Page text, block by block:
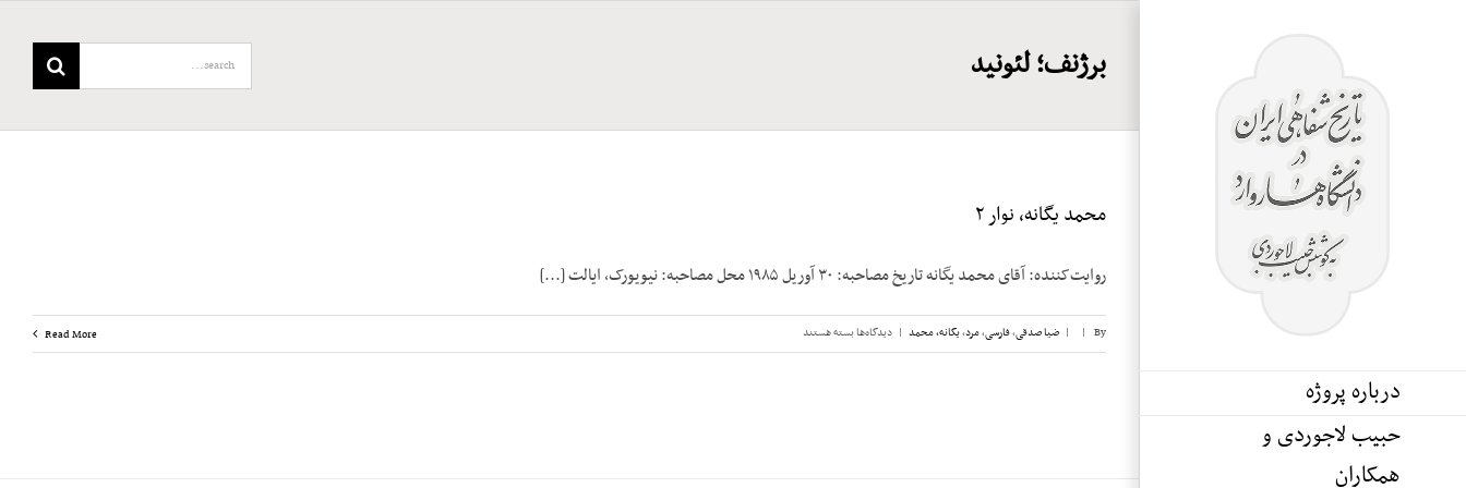
درباره پروژه
حبیب لاجوردی و
همکاران
برژنف؛ لئونید
Search
for:
محمد یگانه، نوار ۲
روایت‌کننده: آقای محمد یگانه تاریخ مصاحبه: ۳۰ آوریل ۱۹۸۵ محل مصاحبه: نیویورک، ایالت [...]
By
|
| ضیا صدقی,فارسی,مرد,یگانه، محمد | دیدگاه‌هابرای
محمد
بسته هستند Read More